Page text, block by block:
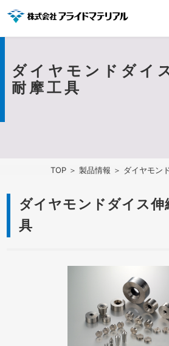
ダイヤモンドダイ
耐摩工具
TOP＞ 製品情報 ＞ ダイヤモン
ダイヤモンドダイス伸
具